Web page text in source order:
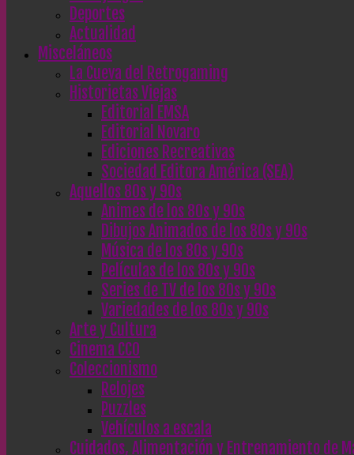
Deportes
Actualidad
Misceláneos
La Cueva del Retrogaming
Historietas Viejas
Editorial EMSA
Editorial Novaro
Ediciones Recreativas
Sociedad Editora América (SEA)
Aquellos 80s y 90s
Animes de los 80s y 90s
Dibujos Animados de los 80s y 90s
Música de los 80s y 90s
Películas de los 80s y 90s
Series de TV de los 80s y 90s
Variedades de los 80s y 90s
Arte y Cultura
Cinema CC0
Coleccionismo
Relojes
Puzzles
Vehículos a escala
Cuidados, Alimentación y Entrenamiento de